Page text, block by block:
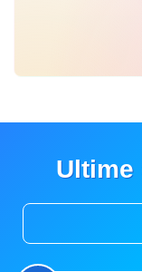
Ultime